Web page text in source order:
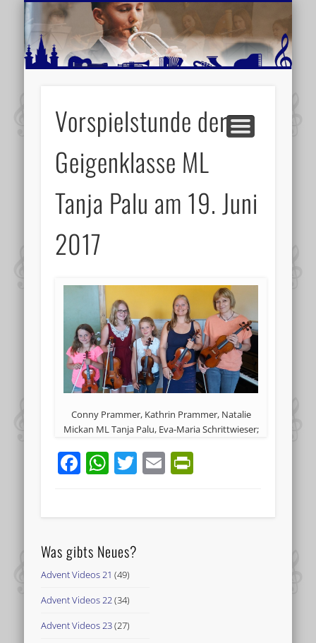
MUSIKSCHULE MARIAZELL
AKTUELLE BERICHTE
SCHULE
VIDEOS
VERANSTALTUNGSTIPPS
WEITERE INFORMATIONEN
Vorspielstunde der
Geigenklasse ML
Tanja Palu am 19. Juni
2017
Conny Prammer, Kathrin Prammer, Natalie
Mickan ML Tanja Palu, Eva-Maria Schrittwieser;
Facebook
WhatsApp
Twitter
Email
Was gibts Neues?
Advent Videos 21 (49)
Advent Videos 22(34)
Advent Videos 23(27)